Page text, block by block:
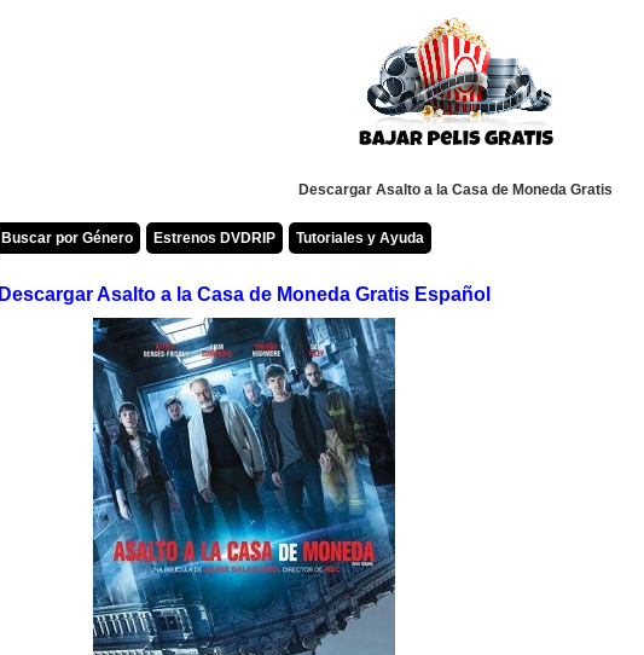
Descargar Asalto a la Casa de Moneda Gratis
Buscar por Género Estrenos DVDRIP Tutoriales y Ayuda
Descargar Asalto a la Casa de Moneda Gratis Español